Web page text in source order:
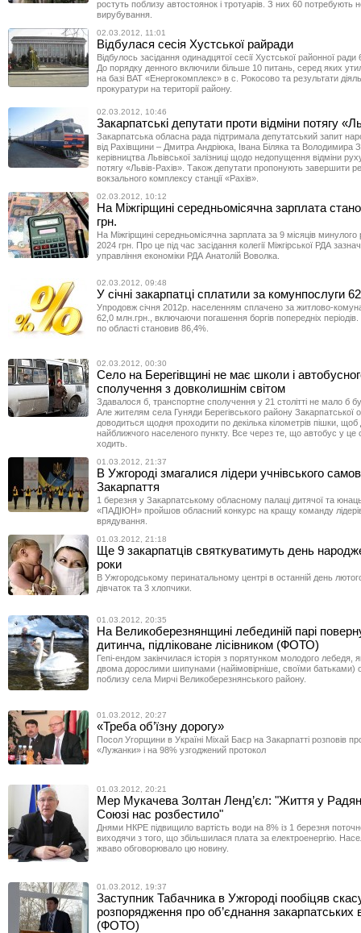
ростуть поблизу автостоянок і тротуарів. З них 60 потребують
вирубування.
02.03.2012, 11:01
Відбулася сесія Хустської райради
Відбулось засідання одинадцятої сесії Хустської районної ради
До порядку денного включили більше 10 питань, серед яких
на базі ВАТ «Енергокомплекс» в с. Рокосово та результати
прокуратури на території району.
02.03.2012, 10:46
Закарпатські депутати проти відміни потягу
Закарпатська обласна рада підтримала депутатський запит
від Рахівщини – Дмитра Андріюка, Івана Біляка та Володимира
керівництва Львівської залізниці щодо недопущення відміни
потягу «Львів-Рахів». Також депутати пропонують завершити
вокзального комплексу станції «Рахів».
02.03.2012, 10:12
На Міжгірщині середньомісячна зарплата
грн.
На Міжгірщині середньомісячна зарплата за 9 місяців
2024 грн. Про це під час засідання колегії Міжгірської РДА
управління економіки РДА Анатолій Воволка.
02.03.2012, 09:48
У січні закарпатці сплатили за комунпослуги
Упродовж січня 2012р. населенням сплачено за житлово-
62,0 млн.грн., включаючи погашення боргів попередніх періодів.
по області становив 86,4%.
02.03.2012, 00:30
Село на Берегівщині не має школи і
сполучення з довколишнім світом
Здавалося б, транспортне сполучення у 21 столітті не мало б
Але жителям села Гуняди Берегівського району Закарпатської
доводиться щодня проходити по декілька кілометрів пішки, щоб
найближчого населеного пункту. Все через те, що автобус у це
ходить.
01.03.2012, 21:37
В Ужгороді змагалися лідери учнівського
Закарпаття
1 березня у Закарпатському обласному палаці дитячої та
«ПАДІЮН» пройшов обласний конкурс на кращу команду лідерів
врядування.
01.03.2012, 21:18
Ще 9 закарпатців святкуватимуть день
роки
В Ужгородському перинатальному центрі в останній день
дівчаток та 3 хлопчики.
01.03.2012, 20:35
На Великоберезнянщині лебединій парі
дитинча, підліковане лісівником (ФОТО)
Гепі-ендом закінчилася історія з порятунком молодого лебедя,
двома дорослими шипунами (найімовірніше, своїми батьками)
поблизу села Мирчі Великоберезнянського району.
01.03.2012, 20:27
«Треба об’їзну дорогу»
Посол Угорщини в Україні Міхай Баєр на Закарпатті розповів
«Лужанки» і на 98% узгоджений протокол
01.03.2012, 20:21
Мер Мукачева Золтан Ленд’єл: "Життя у
Союзі нас розбестило"
Днями НКРЕ підвищило вартість води на 8% із 1 березня
виходячи з того, що збільшилася плата за електроенергію.
жваво обговорювало цю новину.
01.03.2012, 19:37
Заступник Табачника в Ужгороді пообіцяв
розпорядження про об’єднання закарпатських
(ФОТО)